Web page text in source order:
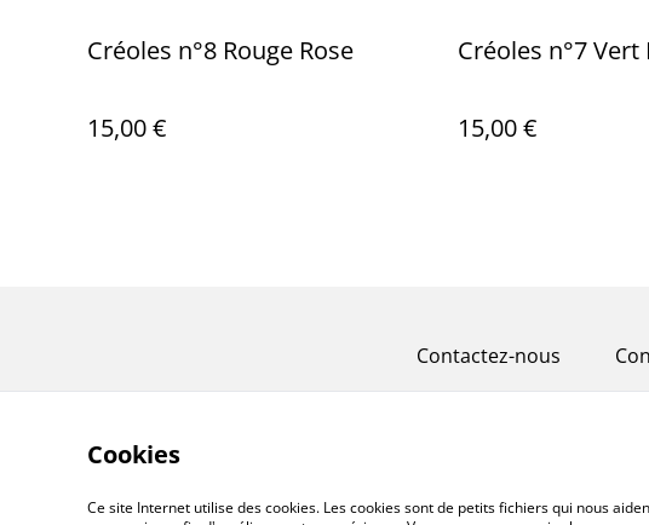
Créoles n°8 Rouge Rose
15,00 €
Créoles n°7 Vert
15,00 €
Contactez-nous
Cookies
Ce site Internet utilise des cookies. Les cookies sont de petits fichiers qui nous